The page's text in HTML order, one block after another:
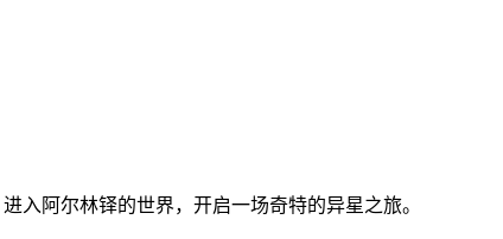
入阿尔林铎的世界，开启一场奇特的异星之旅。